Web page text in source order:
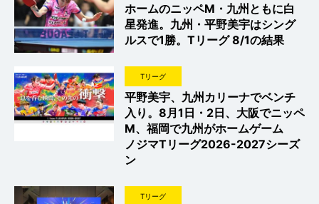
ホームのニッペM・九州ともに白
星発進。九州・平野美宇はシング
ルスで1勝。Tリーグ 8/1の結果
Tリーグ
平野美宇、九州カリーナでベンチ
入り。8月1日・2日、大阪でニッペ
M、福岡で九州がホームゲーム
ノジマTリーグ2026-2027シーズ
ン
Tリーグ